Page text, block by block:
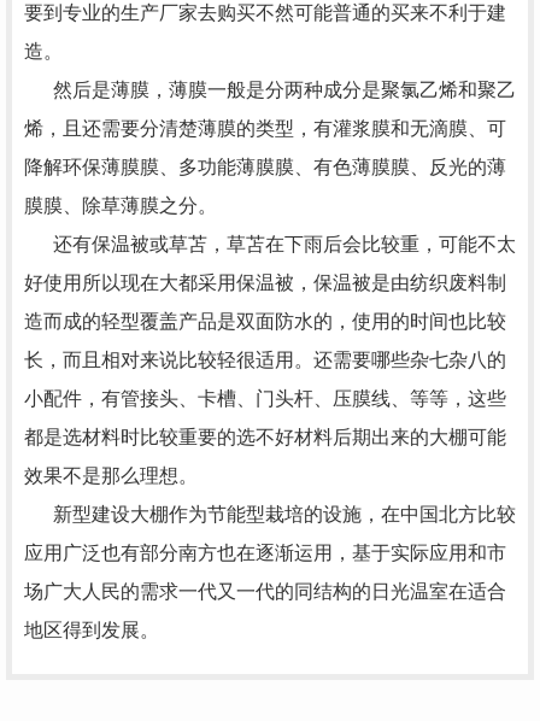
要到专业的生产厂家去购买不然可能普通的买来不利于建
造。
然后是薄膜，薄膜一般是分两种成分是聚氯乙烯和聚乙
烯，且还需要分清楚薄膜的类型，有灌浆膜和无滴膜、可
降解环保薄膜膜、多功能薄膜膜、有色薄膜膜、反光的薄
膜膜、除草薄膜之分。
还有保温被或草苫，草苫在下雨后会比较重，可能不太
好使用所以现在大都采用保温被，保温被是由纺织废料制
造而成的轻型覆盖产品是双面防水的，使用的时间也比较
长，而且相对来说比较轻很适用。还需要哪些杂七杂八的
小配件，有管接头、卡槽、门头杆、压膜线、等等，这些
都是选材料时比较重要的选不好材料后期出来的大棚可能
效果不是那么理想。
新型建设大棚作为节能型栽培的设施，在中国北方比较
应用广泛也有部分南方也在逐渐运用，基于实际应用和市
场广大人民的需求一代又一代的同结构的日光温室在适合
地区得到发展。